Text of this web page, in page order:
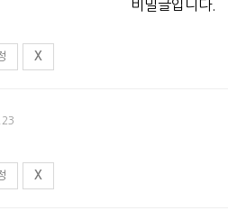
비밀글입니다.
X
X